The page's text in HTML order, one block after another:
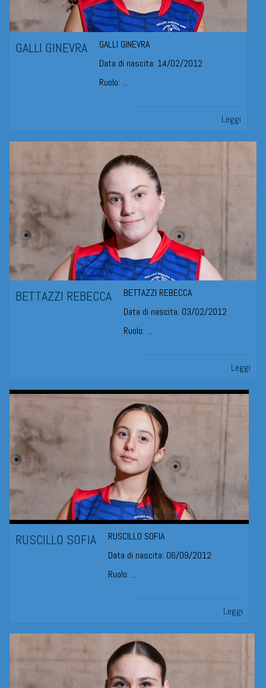
GALLI GINEVRA
GALLI GINEVRA
Data di nascita: 14/02/2012
Ruolo: ...
Leggi
BETTAZZI REBECCA
BETTAZZI REBECCA
Data di nascita: 03/02/2012
Ruolo: ...
Leggi
RUSCILLO SOFIA
RUSCILLO SOFIA
Data di nascita: 06/09/2012
Ruolo: ...
Leggi